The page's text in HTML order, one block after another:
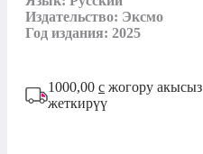
Издательство: Эксмо
Год издания: 2025
1000,00 с жогору акысыз
жеткирүү